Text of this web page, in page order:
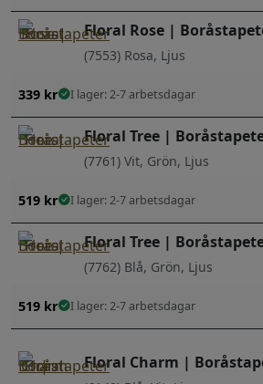
Floral Rose |
(7553) Rosa, Ljus
339 kr I lager: 2-7 arbetsdagar
Floral Tree |
(7761) Vit, Grön, Ljus
519 kr I lager: 2-7 arbetsdagar
Floral Tree |
(7762) Blå, Grön, Ljus
519 kr I lager: 2-7 arbetsdagar
Floral Charm |